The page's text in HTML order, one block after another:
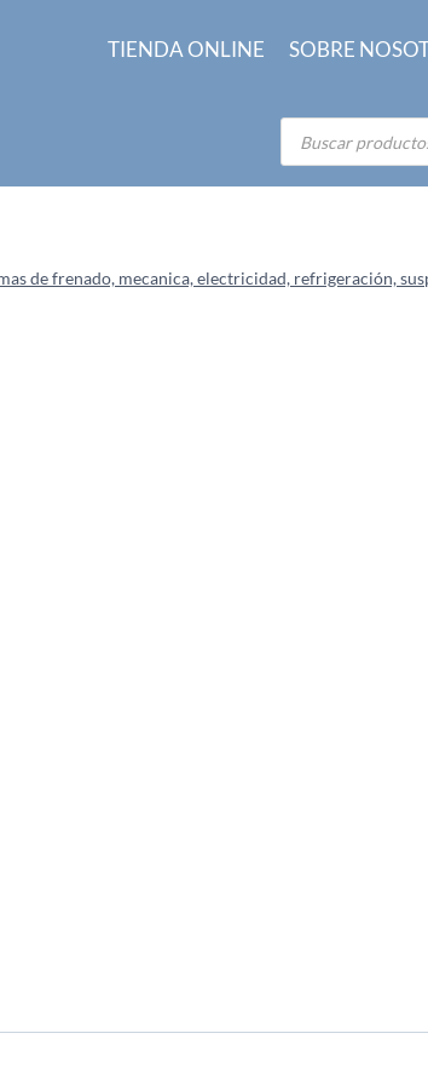
TIENDA ONLINE SOBRE
Búsqueda
de
productos
de frenado, mecanica, electricidad, refrigeración,